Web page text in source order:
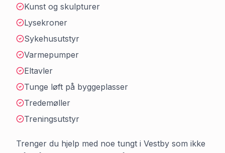
Kunst og skulpturer
Lysekroner
Sykehusutstyr
Varmepumper
Eltavler
Tunge løft på byggeplasser
Tredemøller
Treningsutstyr
Trenger du hjelp med noe tungt i Vestby som ikke